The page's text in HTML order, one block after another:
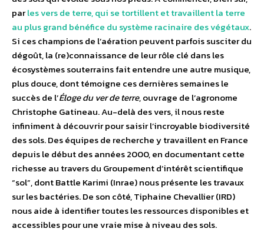
parles vers de terre, qui se tortillent et travaillent la terre
au plus grand bénéfice du système racinaire des végétaux.
Si ces champions de l’aération peuvent parfois susciter du
dégoût, la (re)connaissance de leur rôle clé dans les
écosystèmes souterrains fait entendre une autre musique,
plus douce, dont témoigne ces dernières semaines le
succès de l’Éloge du ver de terre, ouvrage de l’agronome
Christophe Gatineau. Au-delà des vers, il nous reste
infiniment à découvrir pour saisir l’incroyable biodiversité
des sols. Des équipes de recherche y travaillent en France
depuis le début des années 2000, en documentant cette
richesse au travers du Groupement d’intérêt scientifique
“sol”, dont Battle Karimi (Inrae) nous présente les travaux
sur les bactéries. De son côté, Tiphaine Chevallier (IRD)
nous aide à identifier toutes les ressources disponibles et
accessibles pour une vraie mise à niveau des sols.